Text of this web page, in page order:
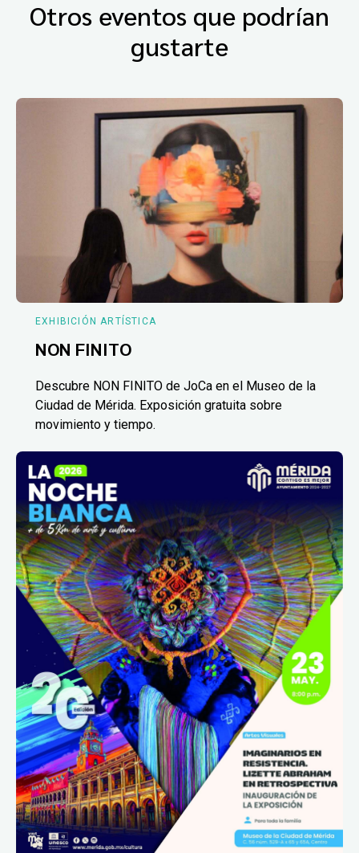
Otros eventos que podrían
gustarte
EXHIBICIÓN ARTÍSTICA
NON FINITO
Descubre NON FINITO de JoCa en el Museo de la
Ciudad de Mérida. Exposición gratuita sobre
movimiento y tiempo.